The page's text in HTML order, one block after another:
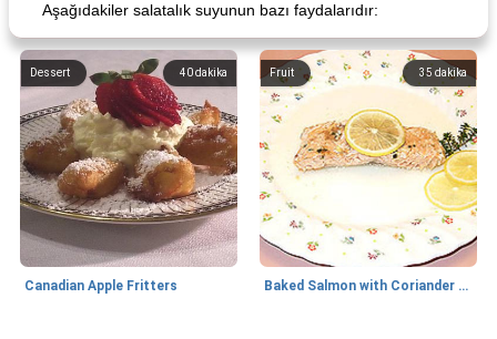
Aşağıdakiler salatalık suyunun bazı faydalarıdır:
40dakika
Dessert
Canadian Apple Fritters
35 dakika
Fruit
Baked Salmon with Coriander and Thyme